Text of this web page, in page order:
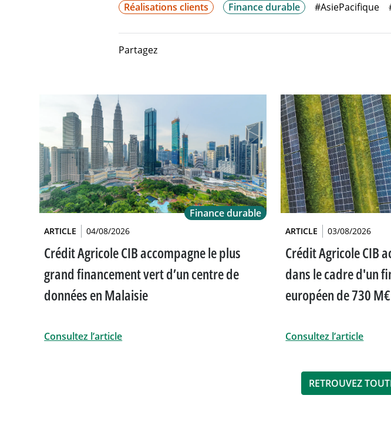
Réalisations clients Finance durable #AsiePacifique
Partagez
Finance durable
ARTICLE 04/08/2026
Crédit Agricole CIB accompagne le plus
grand financement vert d’un centre de
données en Malaisie
Consultez l’article
ARTICLE 03/08/2026
Crédit Agricole CIB
dans le cadre d'un
européen de 730
Consultez l’article
RETROUVEZ